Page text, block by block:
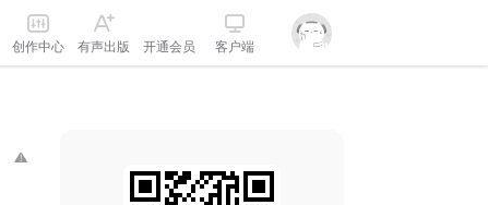
创作中心 有声出版 开通会员 客户端